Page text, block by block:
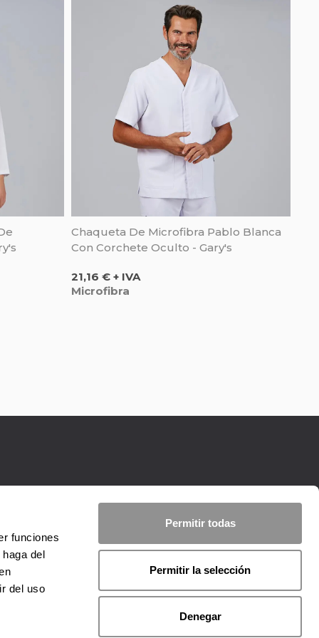
funciones
del
del uso
Permitir todas
Permitir la selección
Denegar
Chaqueta De Microfibra Pablo Blanca
Con Corchete Oculto - Gary's
Precio
21,16 € + IVA
Microfibra